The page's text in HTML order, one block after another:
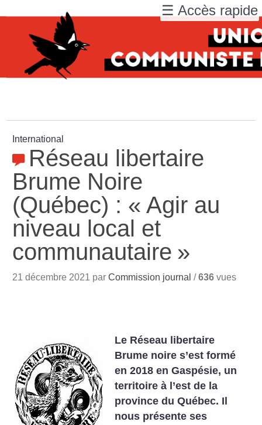
International
Réseau libertaire
Brume Noire
(Québec) : « Agir au
niveau local et
communautaire »
21 décembre 2021 parCommission journal /636 vues
Le Réseau libertaire
Brume noire s’est formé
en 2018 en Gaspésie, un
territoire à l’est de la
province du Québec. Il
nous présente ses
☰ Accès rapide